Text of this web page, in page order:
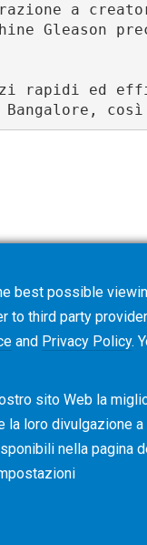
a
Gleason
rapidi ed
best possible
to third party
and Privacy Policy.
sito Web la
loro divulgazione
nella pagina